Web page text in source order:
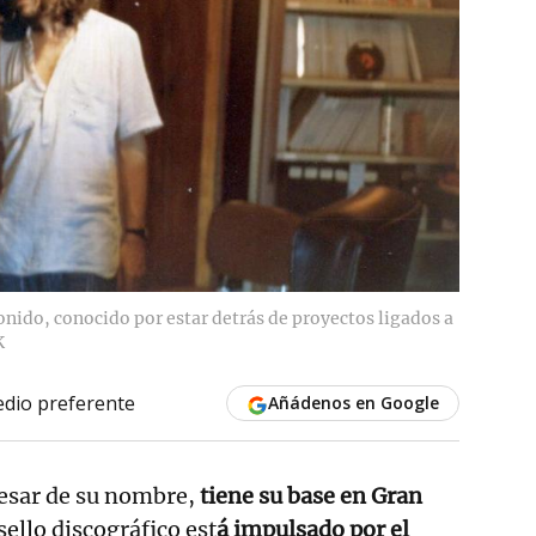
conocido por estar detrás de proyectos ligados a
preferente Añádenos en Google
de su nombre, tiene su base en Gran
discográfico está impulsado por el